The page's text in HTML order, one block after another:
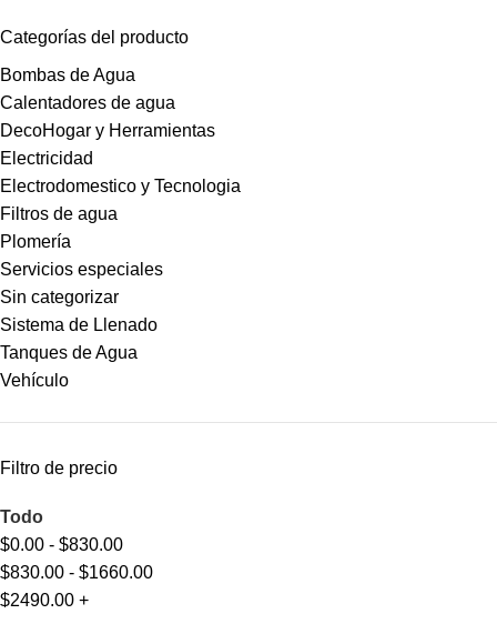
Categorías del producto
Bombas de Agua
Calentadores de agua
DecoHogar y Herramientas
Electricidad
Electrodomestico y Tecnologia
Filtros de agua
Plomería
Servicios especiales
Sin categorizar
Sistema de Llenado
Tanques de Agua
Vehículo
Filtro de precio
Todo
$0.00 - $830.00
$830.00 - $1660.00
$2490.00 +